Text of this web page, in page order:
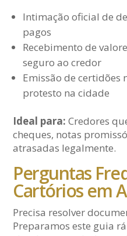
Intimação oficial de
pagos
Recebimento de
seguro ao credor
Emissão de certidões
protesto na cidade
Ideal para: Credores
cheques, notas
atrasadas legalmente.
Perguntas
Cartórios em
Precisa resolver
Preparamos este guia